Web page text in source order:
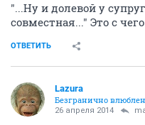
"...Ну и долевой у
совместная..." Это с
ОТВЕТИТЬ
Lazura
Безгранично
26 апреля 2014